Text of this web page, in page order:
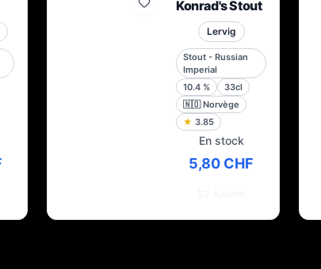
Konrad's Stout
Lervig
Stout - Russian
Imperial
10.4 %
33cl
🇳🇴 Norvège
★ 3.85
En stock
5,80 CHF